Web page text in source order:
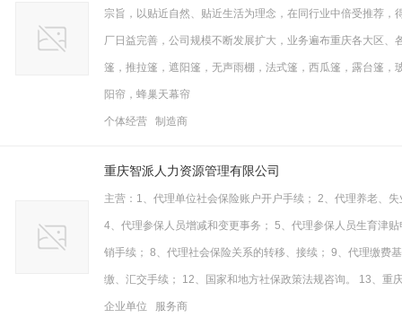
宗旨，以贴近自然、贴近生活为理念，在同行业中倍受推荐
厂日益完善，公司规模不断发展扩大，业务遍布重庆各大区
篷，推拉篷，遮阳篷，无声雨棚，法式篷，西瓜篷，露台篷
阳帘，蜂巢天幕帘
个体经营 制造商
重庆智派人力资源管理有限公司
主营：1、代理单位社会保险账户开户手续； 2、代理养老、
4、代理参保人员增减和变更事务； 5、代理参保人员生育津
销手续； 8、代理社会保险关系的转移、接续； 9、代理缴费
缴、汇交手续； 12、国家和地方社保政策法规咨询。 13、重
企业单位 服务商